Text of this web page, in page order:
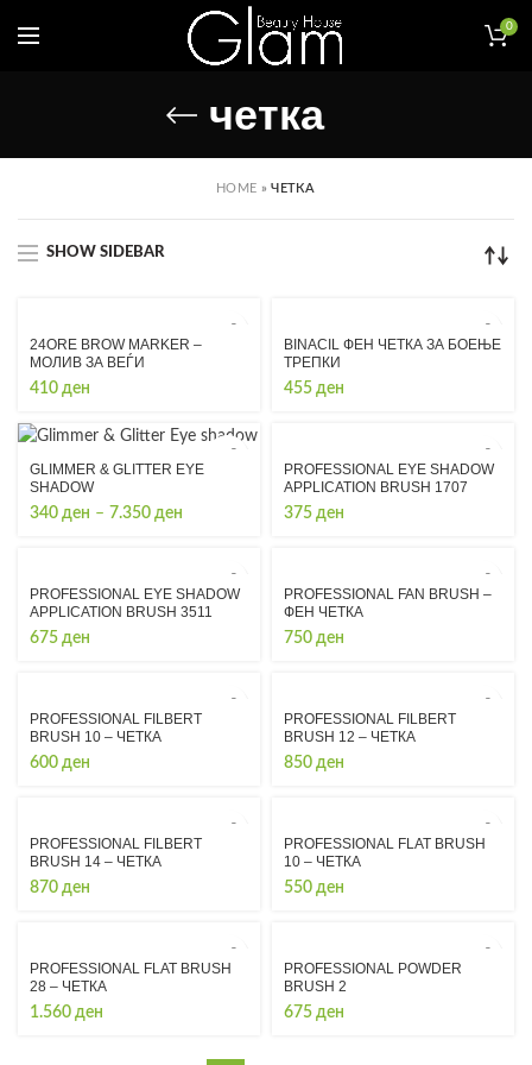
0
четка
HOME »ЧЕТКА
SHOW SIDEBAR
24ORE BROW MARKER –
МОЛИВ ЗА ВЕЃИ
410 ден
BINACIL ФЕН ЧЕТКА ЗА БОЕЊЕ
ТРЕПКИ
455 ден
GLIMMER & GLITTER EYE
SHADOW
340 ден – 7.350 ден
through
7.350 ден
PROFESSIONAL EYE SHADOW
APPLICATION BRUSH 1707
375 ден
PROFESSIONAL EYE SHADOW
APPLICATION BRUSH 3511
675 ден
PROFESSIONAL FAN BRUSH –
ФЕН ЧЕТКА
750 ден
PROFESSIONAL FILBERT
BRUSH 10 – ЧЕТКА
600 ден
PROFESSIONAL FILBERT
BRUSH 12 – ЧЕТКА
850 ден
PROFESSIONAL FILBERT
BRUSH 14 – ЧЕТКА
870 ден
PROFESSIONAL FLAT BRUSH
10 – ЧЕТКА
550 ден
PROFESSIONAL FLAT BRUSH
28 – ЧЕТКА
1.560 ден
PROFESSIONAL POWDER
BRUSH 2
675 ден